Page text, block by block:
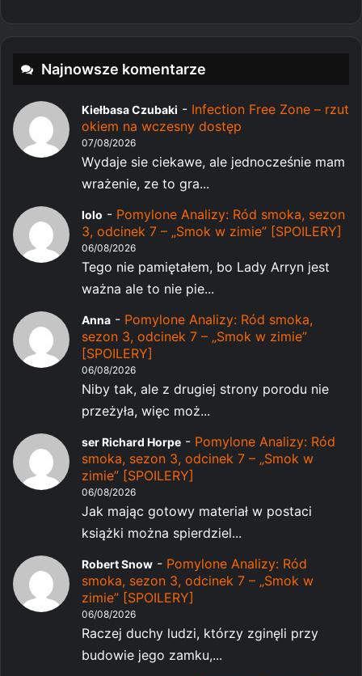
Najnowsze komentarze
Kiełbasa Czubaki - Infection Free Zone – rzut
okiem na wczesny dostęp
07/08/2026
Wydaje sie ciekawe, ale jednocześnie mam
wrażenie, ze to gra...
lolo - Pomylone Analizy: Ród smoka, sezon
3, odcinek 7 – „Smok w zimie” [SPOILERY]
06/08/2026
Tego nie pamiętałem, bo Lady Arryn jest
ważna ale to nie pie...
Anna - Pomylone Analizy: Ród smoka,
sezon 3, odcinek 7 – „Smok w zimie”
[SPOILERY]
06/08/2026
Niby tak, ale z drugiej strony porodu nie
przeżyła, więc moż...
ser Richard Horpe - Pomylone Analizy: Ród
smoka, sezon 3, odcinek 7 – „Smok w
zimie” [SPOILERY]
06/08/2026
Jak mając gotowy materiał w postaci
książki można spierdziel...
Robert Snow - Pomylone Analizy: Ród
smoka, sezon 3, odcinek 7 – „Smok w
zimie” [SPOILERY]
06/08/2026
Raczej duchy ludzi, którzy zginęli przy
budowie jego zamku,...